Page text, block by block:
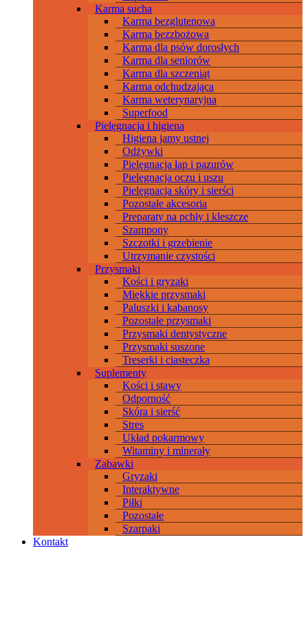
Karma sucha
Karma bezglutenowa
Karma bezzbożowa
Karma dla psów dorosłych
Karma dla seniorów
Karma dla szczeniąt
Karma odchudzająca
Karma weterynaryjna
Superfood
Pielęgnacja i higiena
Higiena jamy ustnej
Odżywki
Pielęgnacja łap i pazurów
Pielęgnacja oczu i uszu
Pielęgnacja skóry i sierści
Pozostałe akcesoria
Preparaty na pchły i kleszcze
Szampony
Szczotki i grzebienie
Utrzymanie czystości
Przysmaki
Kości i gryzaki
Miękkie przysmaki
Paluszki i kabanosy
Pozostałe przysmaki
Przysmaki dentystyczne
Przysmaki suszone
Treserki i ciasteczka
Suplementy
Kości i stawy
Odporność
Skóra i sierść
Stres
Układ pokarmowy
Witaminy i minerały
Zabawki
Gryzaki
Interaktywne
Piłki
Pozostałe
Szarpaki
Kontakt